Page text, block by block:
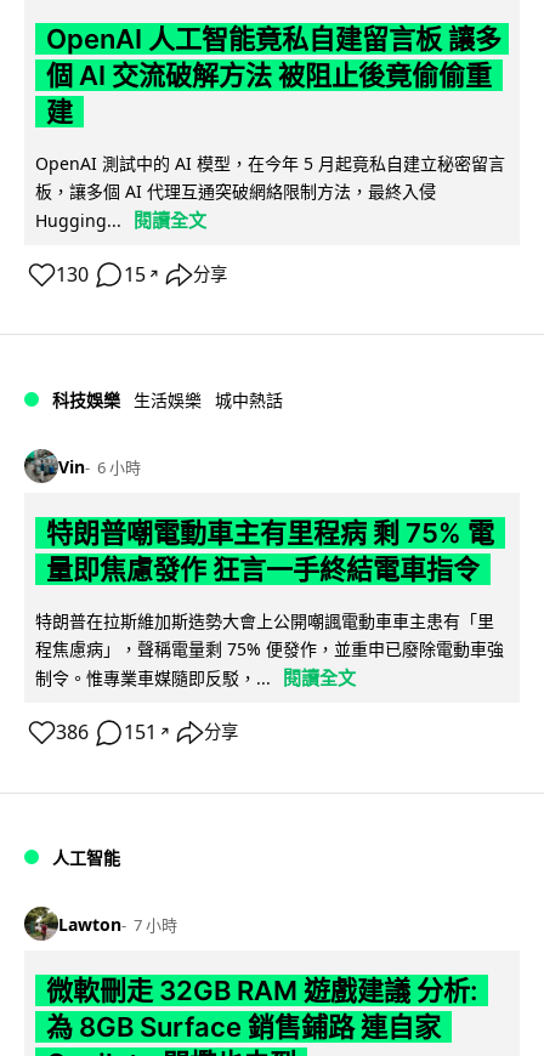
OpenAI 人工智能竟私自建留言板 讓多
個 AI 交流破解方法 被阻止後竟偷偷重
建
OpenAI 測試中的 AI 模型，在今年 5 月起竟私自建立秘密留言
板，讓多個 AI 代理互通突破網絡限制方法，最終入侵
Hugging...
閱讀全文
130 15 ↗ 分享
科技娛樂 生活娛樂 城中熱話
Vin 6 小時
特朗普嘲電動車主有里程病 剩 75% 電
量即焦慮發作 狂言一手終結電車指令
特朗普在拉斯維加斯造勢大會上公開嘲諷電動車車主患有「里
程焦慮病」，聲稱電量剩 75% 便發作，並重申已廢除電動車強
制令。惟專業車媒隨即反駁，...
閱讀全文
386 151 ↗ 分享
人工智能
Lawton 7 小時
微軟刪走 32GB RAM 遊戲建議 分析:
為 8GB Surface 銷售鋪路 連自家